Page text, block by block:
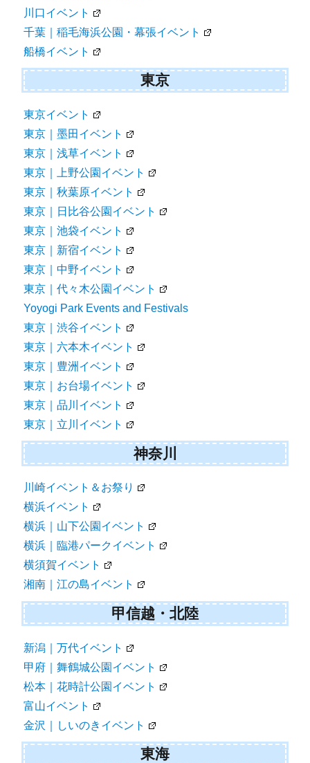
川口イベント
千葉｜稲毛海浜公園・幕張イベント
船橋イベント
東京
東京イベント
東京｜墨田イベント
東京｜浅草イベント
東京｜上野公園イベント
東京｜秋葉原イベント
東京｜日比谷公園イベント
東京｜池袋イベント
東京｜新宿イベント
東京｜中野イベント
東京｜代々木公園イベント
Yoyogi Park Events and Festivals
東京｜渋谷イベント
東京｜六本木イベント
東京｜豊洲イベント
東京｜お台場イベント
東京｜品川イベント
東京｜立川イベント
神奈川
川崎イベント＆お祭り
横浜イベント
横浜｜山下公園イベント
横浜｜臨港パークイベント
横須賀イベント
湘南｜江の島イベント
甲信越・北陸
新潟｜万代イベント
甲府｜舞鶴城公園イベント
松本｜花時計公園イベント
富山イベント
金沢｜しいのきイベント
東海